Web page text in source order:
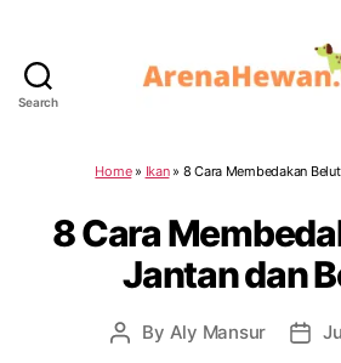
Search
Home» Ikan» 8 Cara Membedakan
8 Cara
Jantan dan
Post
By Aly Mansur
Post